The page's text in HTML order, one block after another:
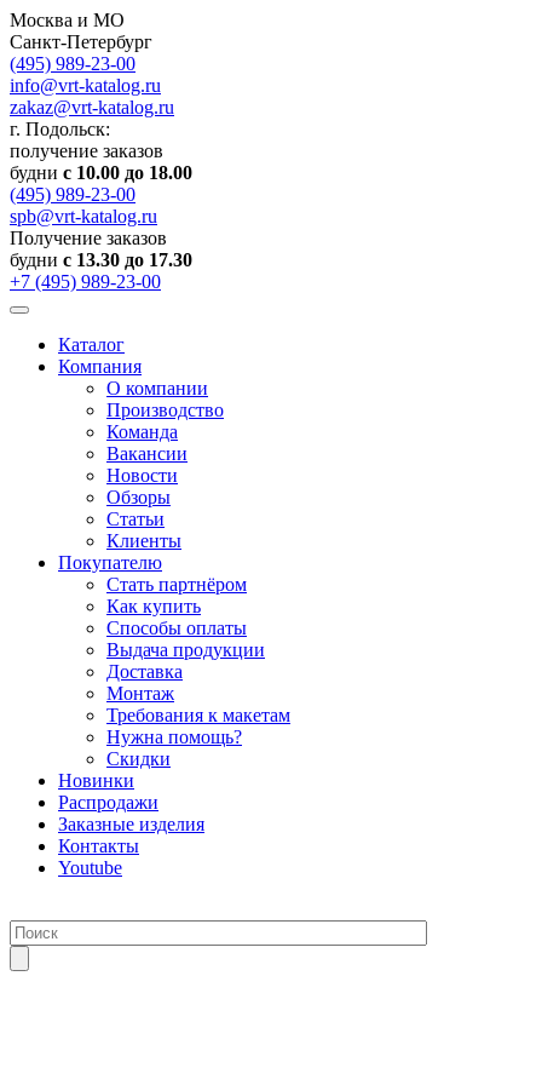
Москва и МО
Санкт-Петербург
(495) 989-23-00
info@vrt-katalog.ru
zakaz@vrt-katalog.ru
г. Подольск:
получение заказов
будни с 10.00 до 18.00
(495) 989-23-00
spb@vrt-katalog.ru
Получение заказов
будни с 13.30 до 17.30
+7 (495) 989-23-00
Каталог
Компания
О компании
Производство
Команда
Вакансии
Новости
Обзоры
Статьи
Клиенты
Покупателю
Стать партнёром
Как купить
Способы оплаты
Выдача продукции
Доставка
Монтаж
Требования к макетам
Нужна помощь?
Скидки
Новинки
Распродажи
Заказные изделия
Контакты
Youtube